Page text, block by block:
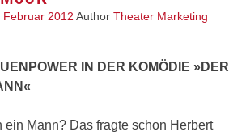
Februar 2012 Author Theater Marketing
IN DER KOMÖDIE »DER
ein Mann? Das fragte schon Herbert